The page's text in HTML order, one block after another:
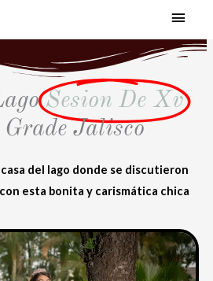
Sesion De Xv
Grade Jalisco
del lago donde se discutieron
esta bonita y carismática chica